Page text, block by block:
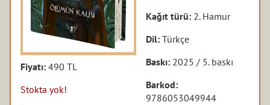
Fiyatı:490 TL
Stokta yok!
Kağıt türü: 2. Hamur
Dil:Türkçe
Baskı: 2025 / 5. baskı
Barkod:
9786053049944